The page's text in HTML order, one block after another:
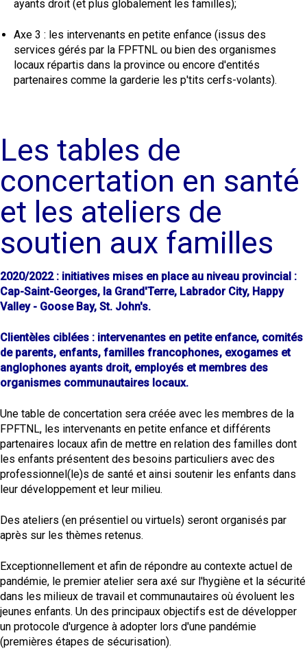
ayants droit (et plus globalement les familles);
Axe 3 : les intervenants en petite enfance (issus des
services gérés par la FPFTNL ou bien des organismes
locaux répartis dans la province ou encore d'entités
partenaires comme la garderie les p'tits cerfs-volants).
Les tables de
concertation en santé
et les ateliers de
soutien aux familles
2020/2022 : initiatives mises en place au niveau provincial :
Cap-Saint-Georges, la Grand'Terre, Labrador City, Happy
Valley - Goose Bay, St. John's.
Clientèles ciblées : intervenantes en petite enfance, comités
de parents, enfants, familles francophones, exogames et
anglophones ayants droit, employés et membres des
organismes communautaires locaux.
Une table de concertation sera créée avec les membres de la
FPFTNL, les intervenants en petite enfance et différents
partenaires locaux afin de mettre en relation des familles dont
les enfants présentent des besoins particuliers avec des
professionnel(le)s de santé et ainsi soutenir les enfants dans
leur développement et leur milieu.
Des ateliers (en présentiel ou virtuels) seront organisés par
après sur les thèmes retenus.
Exceptionnellement et afin de répondre au contexte actuel de
pandémie, le premier atelier sera axé sur l'hygiène et la sécurité
dans les milieux de travail et communautaires où évoluent les
jeunes enfants. Un des principaux objectifs est de développer
un protocole d'urgence à adopter lors d'une pandémie
(premières étapes de sécurisation).